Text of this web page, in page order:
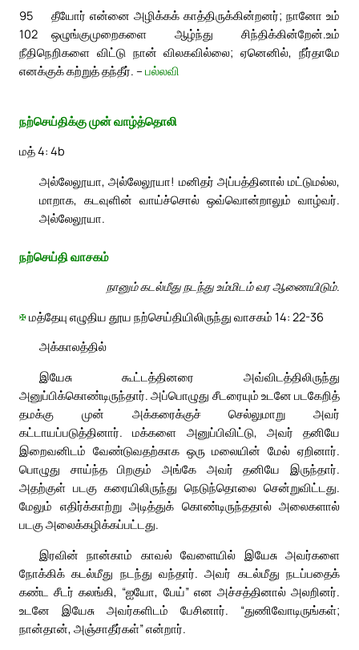
95
தீயோர் என்னை அழிக்கக் காத்திருக்கின்றனர்; நானோ உம்
ஒழுங்குமுறைகளை ஆழ்ந்து சிந்திக்கின்றேன்.
102
உம்
நீதிநெறிகளை விட்டு நான் விலகவில்லை; ஏனெனில், நீர்தாமே
எனக்குக் கற்றுத் தந்தீர். – பல்லவி
நற்செய்திக்கு முன் வாழ்த்தொலி
மத் 4: 4b
அல்லேலூயா, அல்லேலூயா! மனிதர் அப்பத்தினால் மட்டுமல்ல,
மாறாக, கடவுளின் வாய்ச்சொல் ஒவ்வொன்றாலும் வாழ்வர்.
அல்லேலூயா.
நற்செய்தி வாசகம்
நானும் கடல்மீது நடந்து உம்மிடம் வர ஆணையிடும்.
✠மத்தேயு எழுதிய தூய நற்செய்தியிலிருந்து வாசகம் 14: 22-36
அக்காலத்தில்
இயேசு கூட்டத்தினரை அவ்விடத்திலிருந்து
அனுப்பிக்கொண்டிருந்தார். அப்பொழுது சீடரையும் உடனே படகேறித்
தமக்கு முன் அக்கரைக்குச் செல்லுமாறு அவர்
கட்டாயப்படுத்தினார். மக்களை அனுப்பிவிட்டு, அவர் தனியே
இறைவனிடம் வேண்டுவதற்காக ஒரு மலையின் மேல் ஏறினார்.
பொழுது சாய்ந்த பிறகும் அங்கே அவர் தனியே இருந்தார்.
அதற்குள் படகு கரையிலிருந்து நெடுந்தொலை சென்றுவிட்டது.
மேலும் எதிர்க்காற்று அடித்துக் கொண்டிருந்ததால் அலைகளால்
படகு அலைக்கழிக்கப்பட்டது.
இரவின் நான்காம் காவல் வேளையில் இயேசு அவர்களை
நோக்கிக் கடல்மீது நடந்து வந்தார். அவர் கடல்மீது நடப்பதைக்
கண்ட சீடர் கலங்கி, “ஐயோ, பேய்” என அச்சத்தினால் அலறினர்.
உடனே இயேசு அவர்களிடம் பேசினார். “துணிவோடிருங்கள்;
நான்தான், அஞ்சாதீர்கள்” என்றார்.